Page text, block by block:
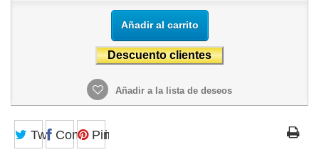
Añadir al carrito
Añadir a la lista de deseos
TweetCompartirPinterest